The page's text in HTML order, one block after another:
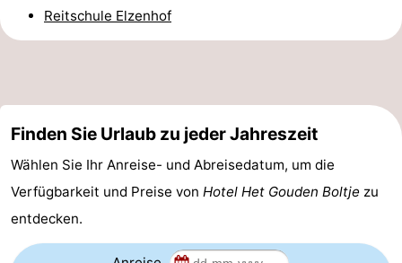
Denkmäler
-
Mühlen
-
Aussichtspunkte
Attraktionen
Reitschule Elzenhof
Finden Sie Urlaub zu jeder Jahreszeit
Wählen Sie Ihr Anreise- und Abreisedatum, um die
Verfügbarkeit und Preise von Hotel Het Gouden Boltje zu
entdecken.